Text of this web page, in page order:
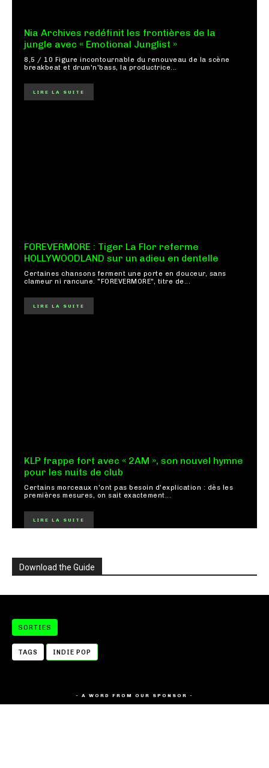
Nia Archives redéfinit les frontières de la
jungle avec « Emotional Junglist »
8,5 / 10 Figure incontournable du renouveau de la scène
breakbeat et drum'n'bass, la productrice...
LIRE LA SUITE
FOREVERMORE : Tiger La Flor referme
HOLLYWOODLAND sur un adieu en dentelle
Certaines chansons ferment une porte en douceur, sans
clameur ni rancune. "FOREVERMORE", titre de...
LIRE LA SUITE
KLP frappe fort avec « 2AM », son nouvel hymne
pour les nuits de club
Certains morceaux n'ont pas besoin d'explication : dès les
premières mesures, on sait exactement...
LIRE LA SUITE
Download the Guide
SORTIES
TAGS INDIE POP
- A WORD FROM OUR SPONSOR -